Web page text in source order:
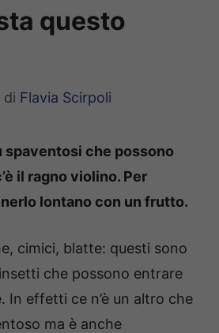
questo
di Flavia Scirpoli
spaventosi che possono
il ragno violino. Per
lontano con un frutto.
cimici, blatte: questi sono
che possono entrare
In effetti ce n’è un altro che
ma è anche